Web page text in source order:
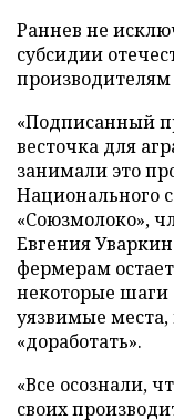
Раннев не
субсидии
«Подписанный
весточка для
занимали это
Национального
«Союзмолоко»,
Евгения
фермерам
некоторые шаги
уязвимые
«доработать».
«Все осознали,
своих